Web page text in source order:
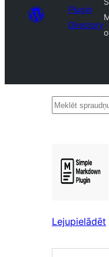
Plugin
Directory
Meklēt
Lejupielādēt